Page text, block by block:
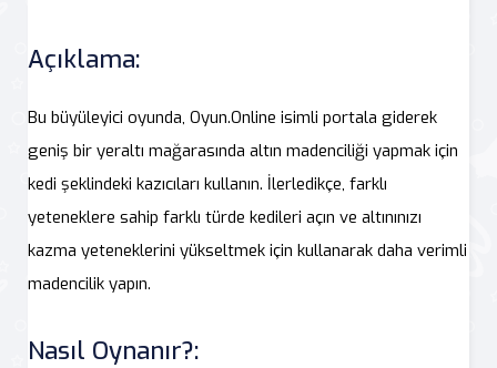
Açıklama:
Bu büyüleyici oyunda, Oyun.Online isimli portala giderek
geniş bir yeraltı mağarasında altın madenciliği yapmak için
kedi şeklindeki kazıcıları kullanın. İlerledikçe, farklı
yeteneklere sahip farklı türde kedileri açın ve altınınızı
kazma yeteneklerini yükseltmek için kullanarak daha verimli
madencilik yapın.
Nasıl Oynanır?: